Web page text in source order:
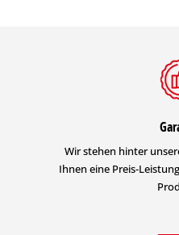
Wir stehen hinter
Ihnen eine Preis-